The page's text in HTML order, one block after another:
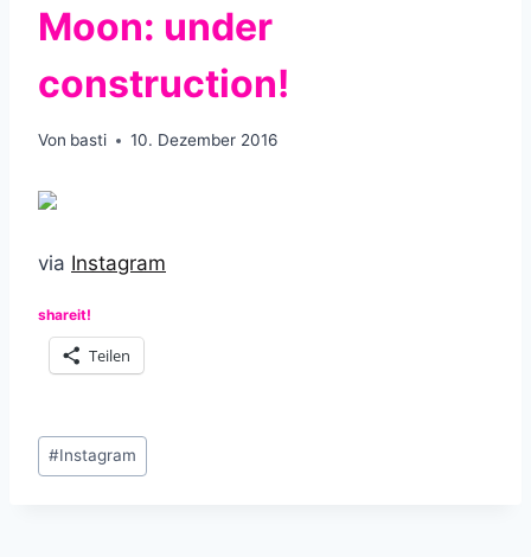
Moon: under
construction!
Von basti 10. Dezember 2016
via Instagram
shareit!
Teilen
Schlagworte:
#Instagram